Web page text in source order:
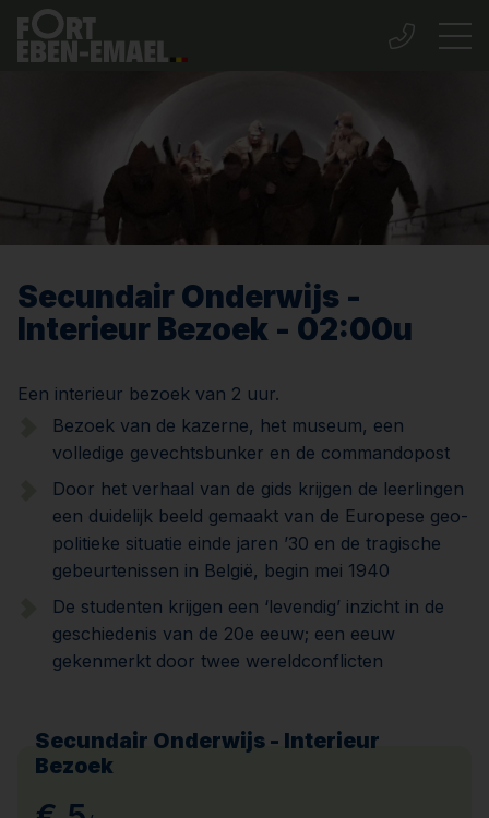
Secundair Onderwijs -
Interieur Bezoek - 02:00u
Een interieur bezoek van 2 uur.
Bezoek van de kazerne, het museum, een
volledige gevechtsbunker en de commandopost
Door het verhaal van de gids krijgen de leerlingen
een duidelijk beeld gemaakt van de Europese geo-
politieke situatie einde jaren ’30 en de tragische
gebeurtenissen in België, begin mei 1940
De studenten krijgen een ‘levendig’ inzicht in de
geschiedenis van de 20e eeuw; een eeuw
gekenmerkt door twee wereldconflicten
Secundair Onderwijs - Interieur
Bezoek